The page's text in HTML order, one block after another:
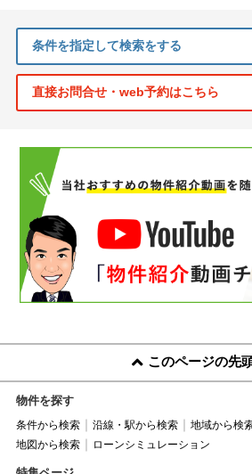
条件を指定して検索をする
直接お問合せ・web予約はこちら
このページの先
物件を探す
条件から検索 沿線・駅から検索 地域から検
地図から検索
ローンシミュレーション